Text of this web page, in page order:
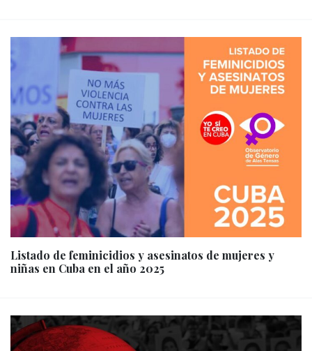
Listado de feminicidios y asesinatos de mujeres y
niñas en Cuba en el año 2025